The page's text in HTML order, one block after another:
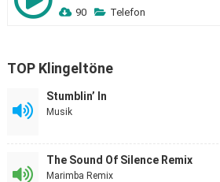
90 Telefon
TOP Klingeltöne
Stumblin’ In
Musik
The Sound Of Silence Remix
Marimba Remix